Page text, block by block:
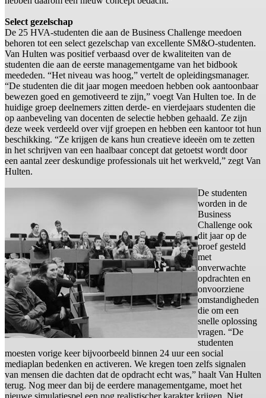
Select gezelschap
De 25 HVA-studenten die aan de Business Challenge meedoen
behoren tot een select gezelschap van excellente SM&O-studenten.
Van Hulten was positief verbaasd over de kwaliteiten van de
studenten die aan de eerste managementgame van het bidbook
meededen. “Het niveau was hoog,” vertelt de opleidingsmanager.
“De studenten die dit jaar mogen meedoen hebben ook aantoonbaar
bewezen goed en gemotiveerd te zijn,” voegt Van Hulten toe. In de
huidige groep deelnemers zitten derde- en vierdejaars studenten die
op aanbeveling van docenten de selectie hebben gehaald. Ze zijn
deze week verdeeld over vijf groepen en hebben een kantoor tot hun
beschikking. “Ze krijgen de kans hun creatieve ideeën om te zetten
in het schrijven van een haalbaar concept dat getoetst wordt door
een aantal zeer deskundige professionals uit het werkveld,” zegt Van
Hulten.
De studenten
worden in de
Business
Challenge ook
dit jaar op de
proef gesteld
met
onverwachte
opdrachten en
onvoorziene
omstandigheden
die om een
snelle oplossing
vragen. “De
studenten
moesten vorige keer bijvoorbeeld binnen 24 uur een social
mediaplan bedenken en activeren. We kregen toen zelfs signalen
van mensen die dachten dat de opdracht echt was,” haalt Van Hulten
terug. Nog meer dan bij de eerdere managementgame, moet het